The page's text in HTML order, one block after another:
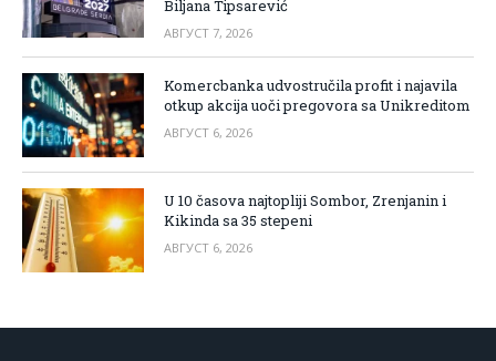
Biljana Tipsarević
АВГУСТ 7, 2026
Komercbanka udvostručila profit i najavila
otkup akcija uoči pregovora sa Unikreditom
АВГУСТ 6, 2026
U 10 časova najtopliji Sombor, Zrenjanin i
Kikinda sa 35 stepeni
АВГУСТ 6, 2026